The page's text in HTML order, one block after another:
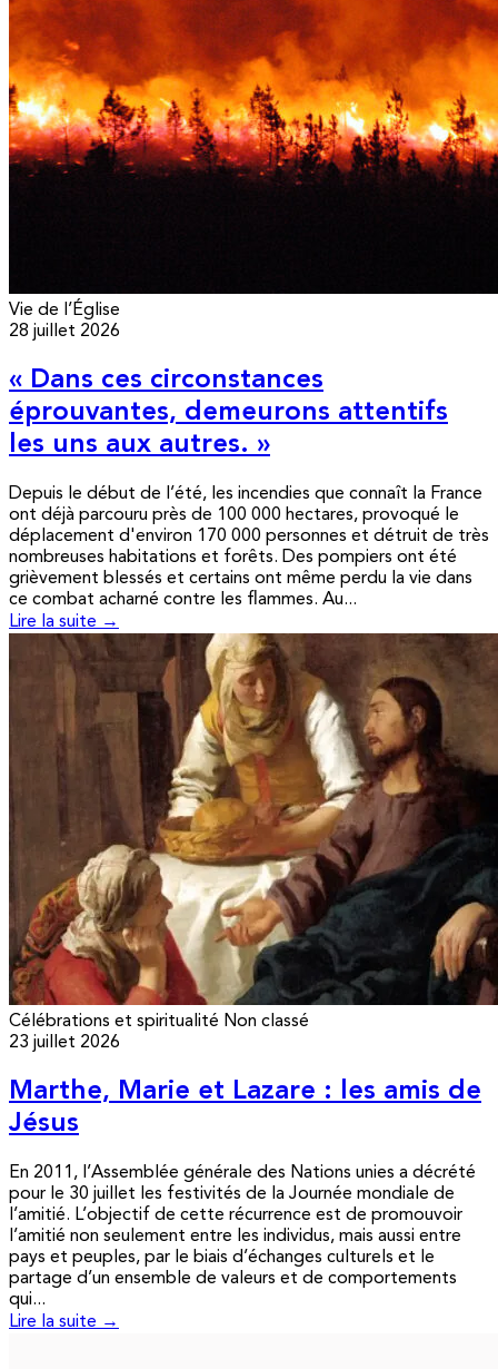
Vie de l’Église
28 juillet 2026
« Dans ces circonstances
éprouvantes, demeurons attentifs
les uns aux autres. »
Depuis le début de l’été, les incendies que connaît la France
ont déjà parcouru près de 100 000 hectares, provoqué le
déplacement d'environ 170 000 personnes et détruit de très
nombreuses habitations et forêts. Des pompiers ont été
grièvement blessés et certains ont même perdu la vie dans
ce combat acharné contre les flammes. Au...
Lire la suite →
Célébrations et spiritualité Non classé
23 juillet 2026
Marthe, Marie et Lazare : les amis de
Jésus
En 2011, l’Assemblée générale des Nations unies a décrété
pour le 30 juillet les festivités de la Journée mondiale de
l’amitié. L’objectif de cette récurrence est de promouvoir
l’amitié non seulement entre les individus, mais aussi entre
pays et peuples, par le biais d’échanges culturels et le
partage d’un ensemble de valeurs et de comportements
qui...
Lire la suite →